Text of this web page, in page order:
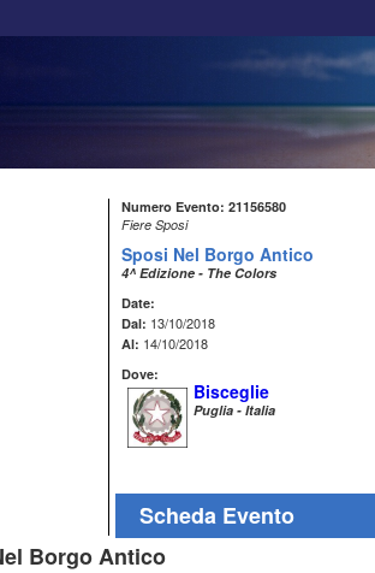
Numero Evento: 21156580
Fiere Sposi
Sposi Nel Borgo Antico
4^ Edizione - The Colors
Date:
Dal: 13/10/2018
Al: 14/10/2018
Dove:
Bisceglie
Puglia - Italia
Scheda Evento
Borgo Antico